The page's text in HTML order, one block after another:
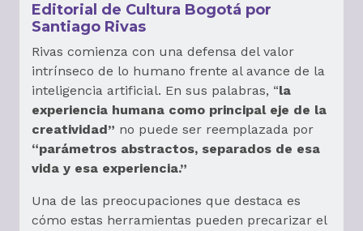
Editorial de Cultura Bogotá por
Santiago Rivas
Rivas comienza con una defensa del valor
intrínseco de lo humano frente al avance de la
inteligencia artificial. En sus palabras, “la
experiencia humana como principal eje de la
creatividad” no puede ser reemplazada por
“parámetros abstractos, separados de esa
vida y esa experiencia.”
Una de las preocupaciones que destaca es
cómo estas herramientas pueden precarizar el